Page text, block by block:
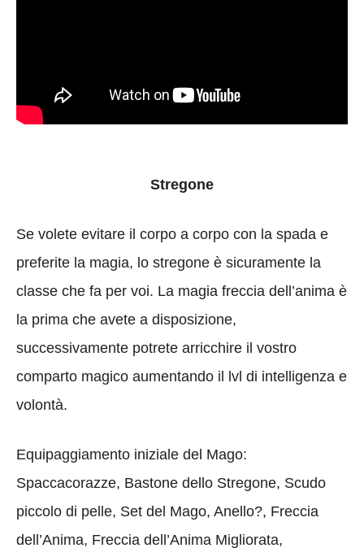
Stregone
Se volete evitare il corpo a corpo con la spada e
preferite la magia, lo stregone è sicuramente la
classe che fa per voi. La magia freccia dell’anima è
la prima che avete a disposizione,
successivamente potrete arricchire il vostro
comparto magico aumentando il lvl di intelligenza e
volontà.
Equipaggiamento iniziale del Mago:
Spaccacorazze, Bastone dello Stregone, Scudo
piccolo di pelle, Set del Mago, Anello?, Freccia
dell’Anima, Freccia dell’Anima Migliorata,